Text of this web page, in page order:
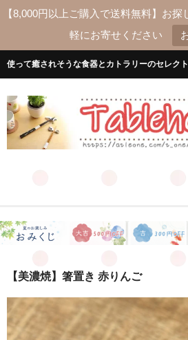
【8,000円以上ご購入で送料無料】お
軽にお寄せください
使って癒されそうな食器とカトラリーのセレク
ホーム
よくあるご質問
ポイント会員
【美濃焼】箸置き 赤りんご